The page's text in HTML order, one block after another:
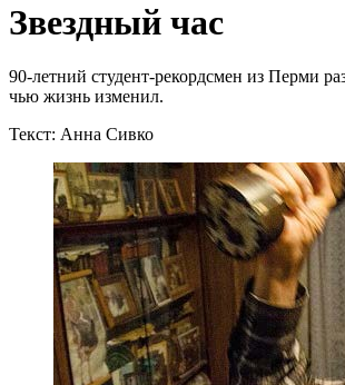
Звездный час
90-летний студент-рекордсмен из Перми
чью жизнь изменил.
Текст: Анна Сивко